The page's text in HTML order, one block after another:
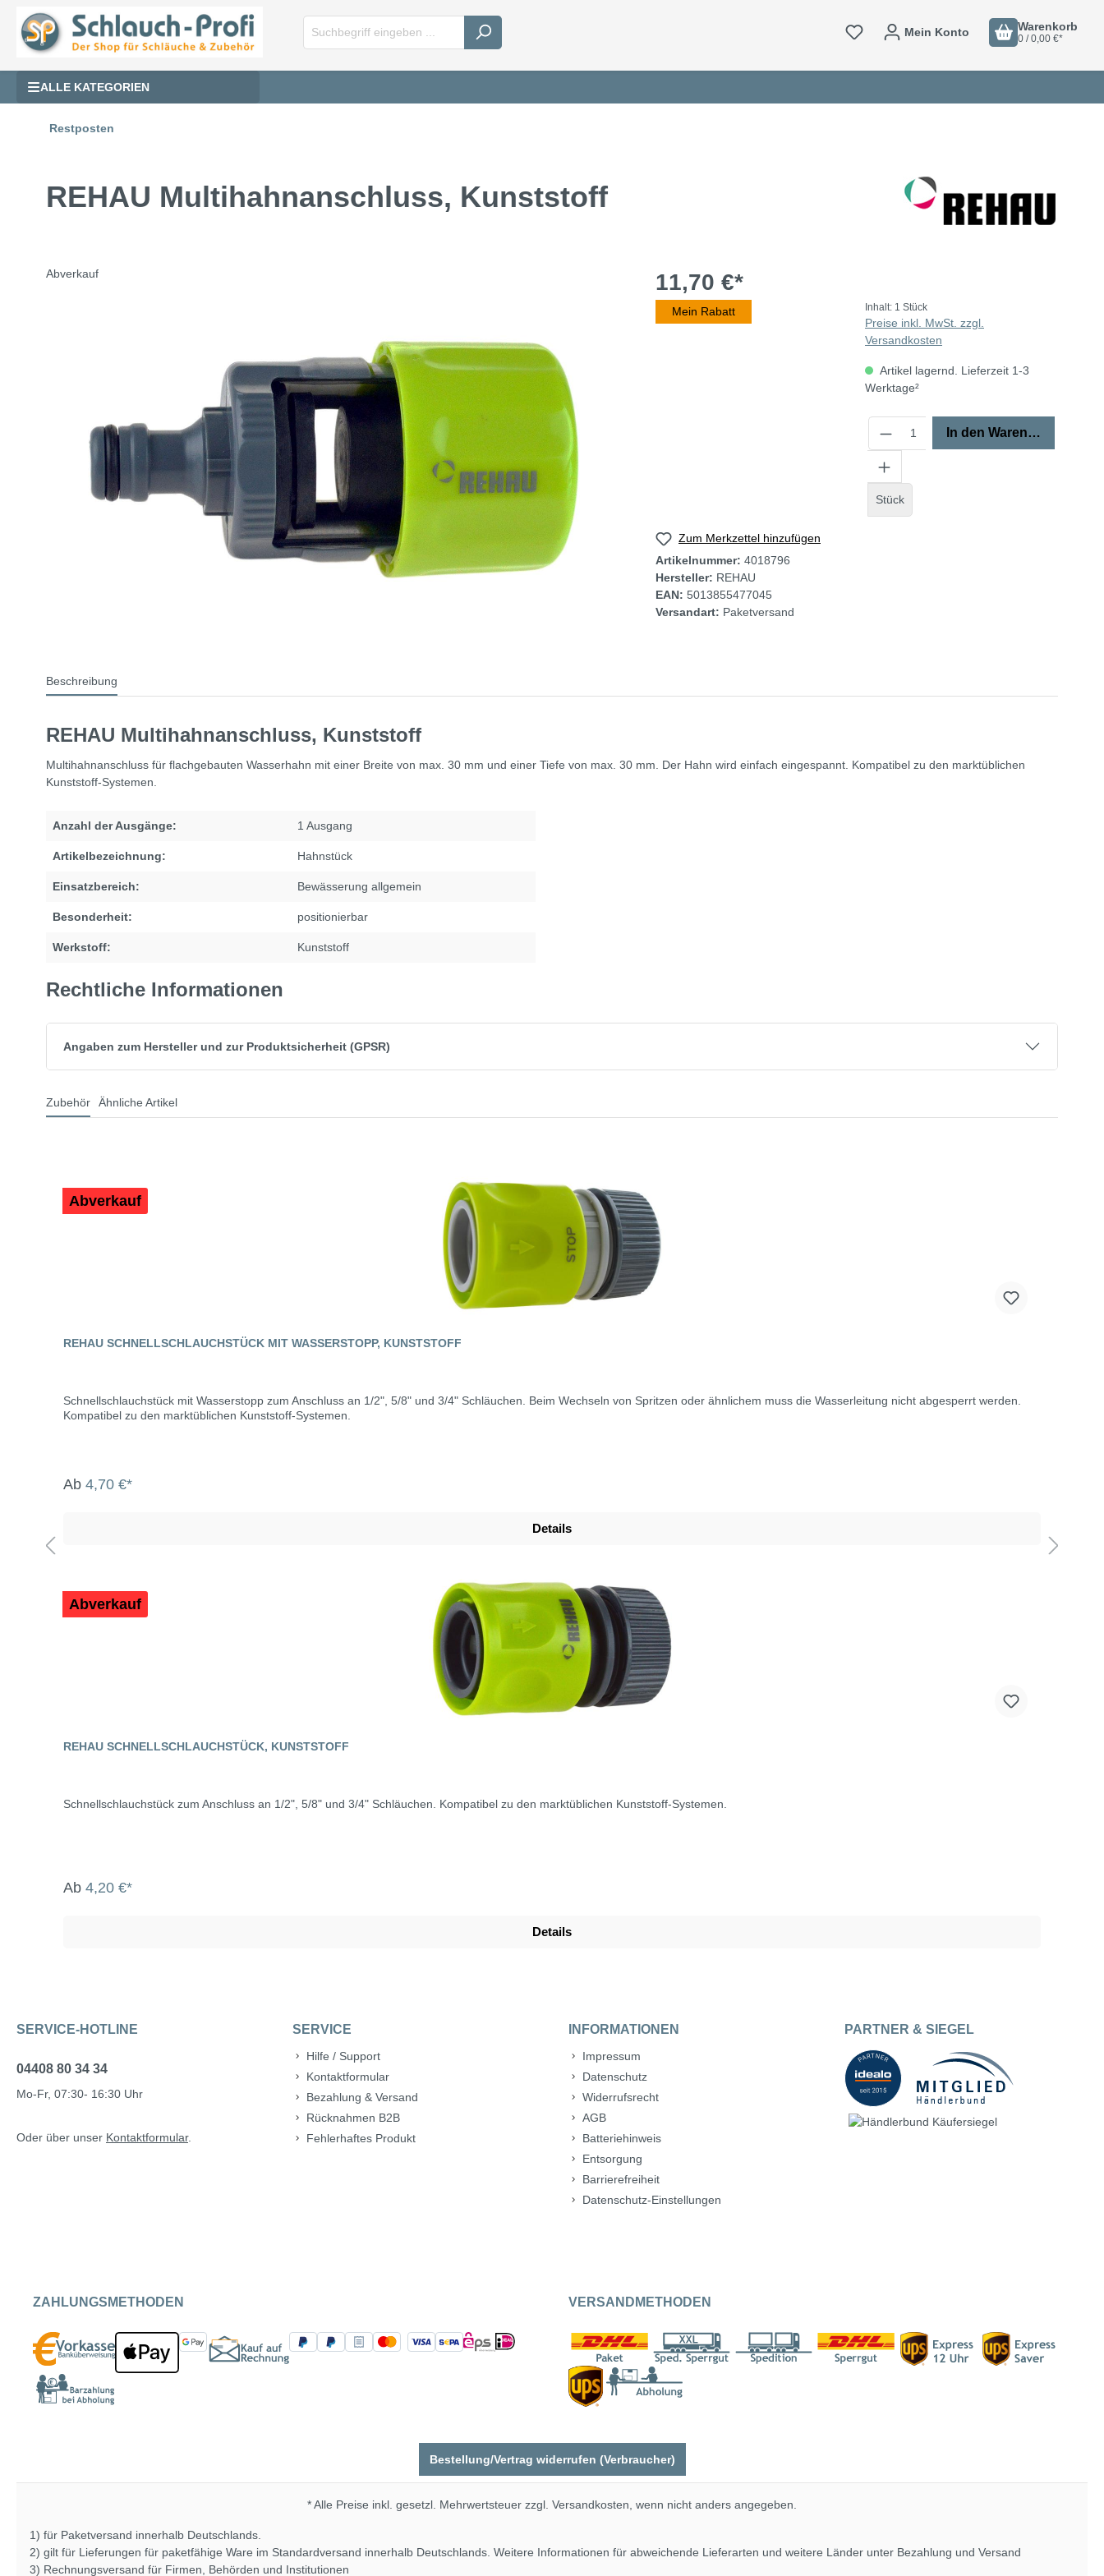
Mein Konto Warenkorb
0 / 0,00 €*
ALLE KATEGORIEN
Restposten
REHAU Multihahnanschluss, Kunststoff
Abverkauf 11,70 €*
Mein Rabatt Inhalt: 1 Stück
Preise inkl. MwSt. zzgl.
Versandkosten
Artikel lagernd. Lieferzeit 1-3
Werktage²
Stück
In den Warenkorb
Zum Merkzettel hinzufügen
Artikelnummer: 4018796
Hersteller: REHAU
EAN: 5013855477045
Versandart: Paketversand
Beschreibung
REHAU Multihahnanschluss, Kunststoff
Multihahnanschluss für flachgebauten Wasserhahn mit einer Breite von max. 30 mm und einer Tiefe von max. 30 mm. Der Hahn wird einfach eingespannt. Kompatibel zu den marktüblichen
Kunststoff-Systemen.
Anzahl der Ausgänge: 1 Ausgang
Artikelbezeichnung: Hahnstück
Einsatzbereich: Bewässerung allgemein
Besonderheit: positionierbar
Werkstoff: Kunststoff
Rechtliche Informationen
Angaben zum Hersteller und zur Produktsicherheit (GPSR)
Zubehör Ähnliche Artikel
Abverkauf
REHAU SCHNELLSCHLAUCHSTÜCK MIT WASSERSTOPP, KUNSTSTOFF
Schnellschlauchstück mit Wasserstopp zum Anschluss an 1/2", 5/8" und 3/4" Schläuchen. Beim Wechseln von Spritzen oder ähnlichem muss die Wasserleitung nicht abgesperrt werden.
Kompatibel zu den marktüblichen Kunststoff-Systemen.
Ab 4,70 €*
Details
Abverkauf
REHAU SCHNELLSCHLAUCHSTÜCK, KUNSTSTOFF
Schnellschlauchstück zum Anschluss an 1/2", 5/8" und 3/4" Schläuchen. Kompatibel zu den marktüblichen Kunststoff-Systemen.
Ab 4,20 €*
Details
SERVICE-HOTLINE
04408 80 34 34
Mo-Fr, 07:30- 16:30 Uhr
Oder über unser Kontaktformular.
SERVICE
Hilfe / Support
Kontaktformular
Bezahlung & Versand
Rücknahmen B2B
Fehlerhaftes Produkt
INFORMATIONEN
Impressum
Datenschutz
Widerrufsrecht
AGB
Batteriehinweis
Entsorgung
Barrierefreiheit
Datenschutz-Einstellungen
PARTNER & SIEGEL
ZAHLUNGSMETHODEN VERSANDMETHODEN
Bestellung/Vertrag widerrufen (Verbraucher)
* Alle Preise inkl. gesetzl. Mehrwertsteuer zzgl. Versandkosten , wenn nicht anders angegeben.
1) für Paketversand innerhalb Deutschlands.
2) gilt für Lieferungen für paketfähige Ware im Standardversand innerhalb Deutschlands. Weitere Informationen für abweichende Lieferarten und weitere Länder unter Bezahlung und Versand
3) Rechnungsversand für Firmen, Behörden und Institutionen